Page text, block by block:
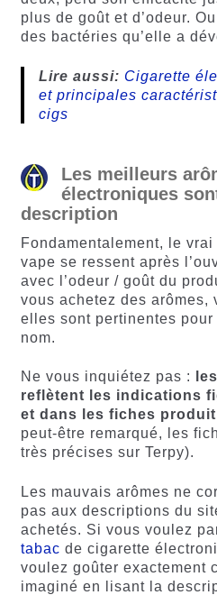
plus de goût et d’odeur.
des bactéries qu’elle a
Lire aussi: Cigarette
et principales
cigs
Les meilleurs
électroniques
description
Fondamentalement, le vrai
vape se ressent après
avec l’odeur / goût du
vous achetez des arômes,
elles sont pertinentes
nom.
Ne vous inquiétez pas :
reflètent les indications
et dans les fiches produit
peut-être remarqué, les
très précises sur Terpy).
Les mauvais arômes ne
pas aux descriptions du
achetés. Si vous voulez
tabac de cigarette
voulez goûter exactement
imaginé en lisant la